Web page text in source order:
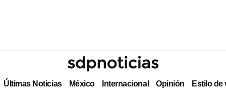
Últimas Noticias México Internacional Opinión Estilo de